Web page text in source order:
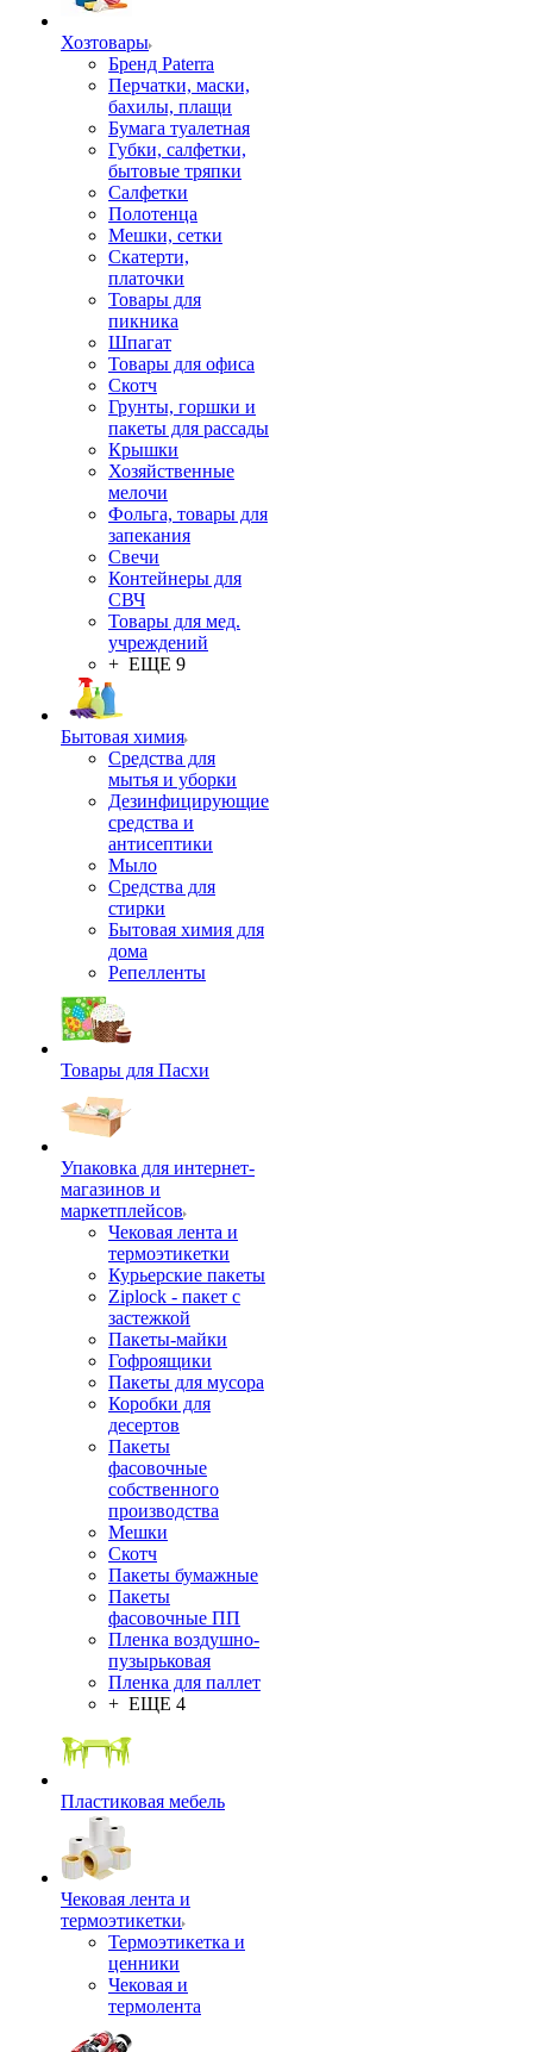
Хозтовары
Бренд Paterra
Перчатки, маски,
бахилы, плащи
Бумага туалетная
Губки, салфетки,
бытовые тряпки
Салфетки
Полотенца
Мешки, сетки
Скатерти,
платочки
Товары для
пикника
Шпагат
Товары для офиса
Скотч
Грунты, горшки и
пакеты для рассады
Крышки
Хозяйственные
мелочи
Фольга, товары для
запекания
Свечи
Контейнеры для
СВЧ
Товары для мед.
учреждений
+ ЕЩЕ 9
Бытовая химия
Средства для
мытья и уборки
Дезинфицирующие
средства и
антисептики
Мыло
Средства для
стирки
Бытовая химия для
дома
Репелленты
Товары для Пасхи
Упаковка для интернет-
магазинов и
маркетплейсов
Чековая лента и
термоэтикетки
Курьерские пакеты
Ziplock - пакет с
застежкой
Пакеты-майки
Гофроящики
Пакеты для мусора
Коробки для
десертов
Пакеты
фасовочные
собственного
производства
Мешки
Скотч
Пакеты бумажные
Пакеты
фасовочные ПП
Пленка воздушно-
пузырьковая
Пленка для паллет
+ ЕЩЕ 4
Пластиковая мебель
Чековая лента и
термоэтикетки
Термоэтикетка и
ценники
Чековая и
термолента